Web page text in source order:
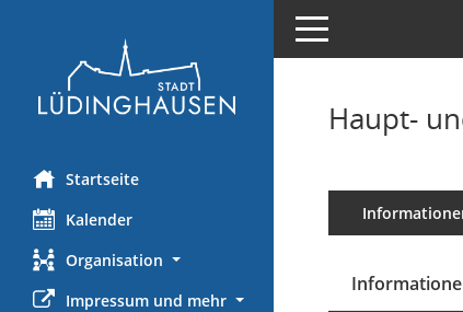
Startseite
Kalender
Organisation
Impressum und mehr
Toggle navigation
Haupt-